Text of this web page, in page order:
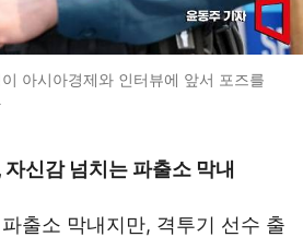
아시아경제와 인터뷰에 앞서 포즈를
신감 넘치는 파출소 막내
출소 막내지만, 격투기 선수 출